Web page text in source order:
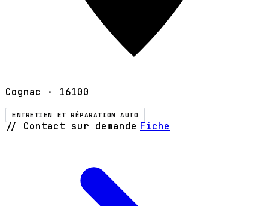
Cognac · 16100
ENTRETIEN ET RÉPARATION AUTO
// Contact sur demande Fiche